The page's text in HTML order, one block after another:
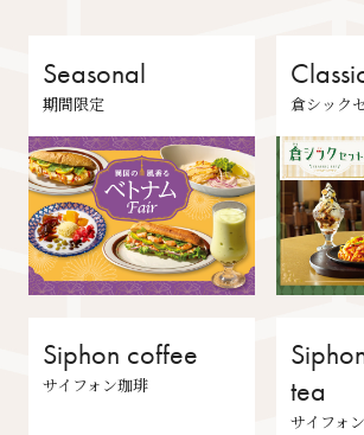
Seasonal
期間限定 倉シック
Siphon coffee
サイフォン珈琲
tea
サイフォ